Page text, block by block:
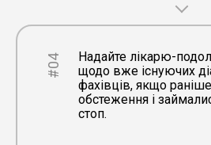
#04
Надайте лікарю-
щодо вже існуючих
фахівців, якщо
обстеження і
стоп.